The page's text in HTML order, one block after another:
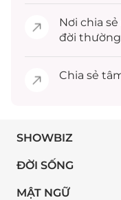
Nơi chia
đời thường
Chia sẻ
SHOWBIZ
ĐỜI SỐNG
MẬT NGỮ